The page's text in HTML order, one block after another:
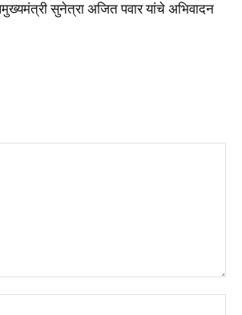
सुनेत्रा अजित पवार यांचे अभिवादन